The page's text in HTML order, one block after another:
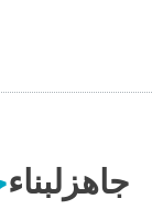
جاهزلبناء